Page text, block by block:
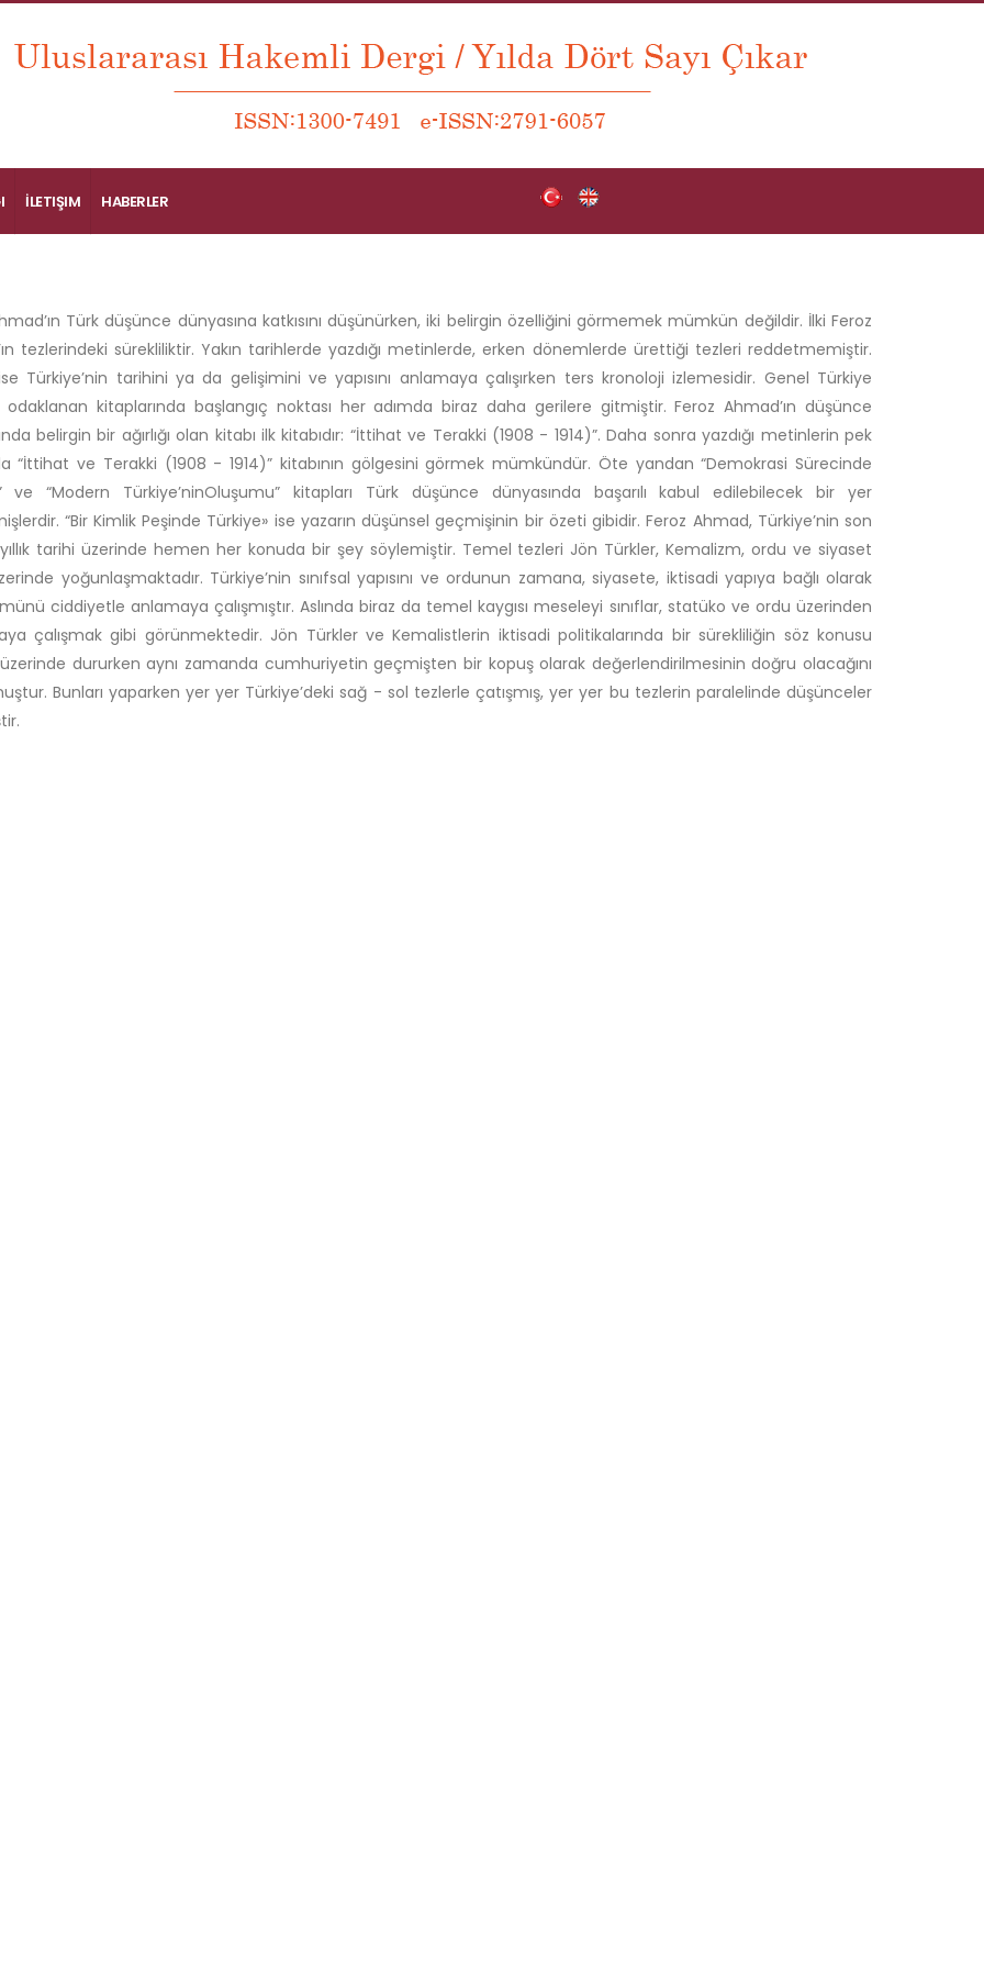
İLETIŞIM HABERLER
Türk düşünce dünyasına katkısını düşünürken, iki belirgin özelliğini görmemek mümkün değildir. İlki Feroz
tezlerindeki sürekliliktir. Yakın tarihlerde yazdığı metinlerde, erken dönemlerde ürettiği tezleri reddetmemiştir.
Türkiye’nin tarihini ya da gelişimini ve yapısını anlamaya çalışırken ters kronoloji izlemesidir. Genel Türkiye
odaklanan kitaplarında başlangıç noktası her adımda biraz daha gerilere gitmiştir. Feroz Ahmad’ın düşünce
belirgin bir ağırlığı olan kitabı ilk kitabıdır: “İttihat ve Terakki (1908 - 1914)”. Daha sonra yazdığı metinlerin pek
“İttihat ve Terakki (1908 - 1914)” kitabının gölgesini görmek mümkündür. Öte yandan “Demokrasi Sürecinde
ve “Modern Türkiye’ninOluşumu” kitapları Türk düşünce dünyasında başarılı kabul edilebilecek bir yer
“Bir Kimlik Peşinde Türkiye» ise yazarın düşünsel geçmişinin bir özeti gibidir. Feroz Ahmad, Türkiye’nin son
tarihi üzerinde hemen her konuda bir şey söylemiştir. Temel tezleri Jön Türkler, Kemalizm, ordu ve siyaset
yoğunlaşmaktadır. Türkiye’nin sınıfsal yapısını ve ordunun zamana, siyasete, iktisadi yapıya bağlı olarak
ciddiyetle anlamaya çalışmıştır. Aslında biraz da temel kaygısı meseleyi sınıflar, statüko ve ordu üzerinden
çalışmak gibi görünmektedir. Jön Türkler ve Kemalistlerin iktisadi politikalarında bir sürekliliğin söz konusu
dururken aynı zamanda cumhuriyetin geçmişten bir kopuş olarak değerlendirilmesinin doğru olacağını
Bunları yaparken yer yer Türkiye’deki sağ - sol tezlerle çatışmış, yer yer bu tezlerin paralelinde düşünceler